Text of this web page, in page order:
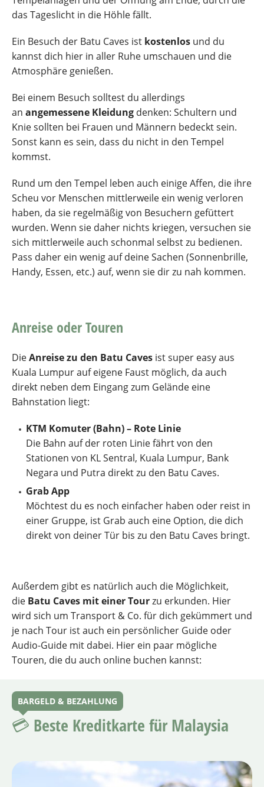
das Tageslicht in die Höhle fällt.
Ein Besuch der Batu Caves ist kostenlos und du
kannst dich hier in aller Ruhe umschauen und die
Atmosphäre genießen.
Bei einem Besuch solltest du allerdings
an angemessene Kleidung denken: Schultern und
Knie sollten bei Frauen und Männern bedeckt sein.
Sonst kann es sein, dass du nicht in den Tempel
kommst.
Rund um den Tempel leben auch einige Affen, die ihre
Scheu vor Menschen mittlerweile ein wenig verloren
haben, da sie regelmäßig von Besuchern gefüttert
wurden. Wenn sie daher nichts kriegen, versuchen sie
sich mittlerweile auch schonmal selbst zu bedienen.
Pass daher ein wenig auf deine Sachen (Sonnenbrille,
Handy, Essen, etc.) auf, wenn sie dir zu nah kommen.
Anreise oder Touren
DieAnreise zu den Batu Caves ist super easy aus
Kuala Lumpur auf eigene Faust möglich, da auch
direkt neben dem Eingang zum Gelände eine
Bahnstation liegt:
KTM Komuter (Bahn) – Rote Linie
Die Bahn auf der roten Linie fährt von den
Stationen von KL Sentral, Kuala Lumpur, Bank
Negara und Putra direkt zu den Batu Caves.
Grab App
Möchtest du es noch einfacher haben oder reist in
einer Gruppe, ist Grab auch eine Option, die dich
direkt von deiner Tür bis zu den Batu Caves bringt.
Außerdem gibt es natürlich auch die Möglichkeit,
die Batu Caves mit einer Tourzu erkunden. Hier
wird sich um Transport & Co. für dich gekümmert und
je nach Tour ist auch ein persönlicher Guide oder
Audio-Guide mit dabei. Hier ein paar mögliche
Touren, die du auch online buchen kannst:
BARGELD & BEZAHLUNG
💳 Beste Kreditkarte für Malaysia